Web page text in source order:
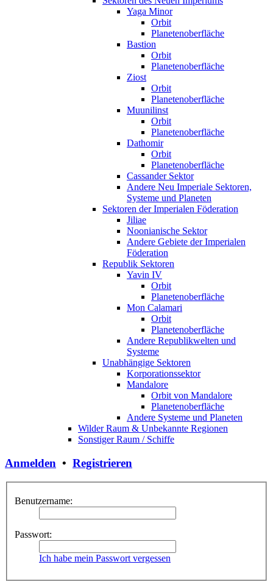
Yaga Minor
Orbit
Planetenoberfläche
Bastion
Orbit
Planetenoberfläche
Ziost
Orbit
Planetenoberfläche
Muunilinst
Orbit
Planetenoberfläche
Dathomir
Orbit
Planetenoberfläche
Cassander Sektor
Andere Neu Imperiale Sektoren,
Systeme und Planeten
Sektoren der Imperialen Föderation
Jiliae
Noonianische Sektor
Andere Gebiete der Imperialen
Föderation
Republik Sektoren
Yavin IV
Orbit
Planetenoberfläche
Mon Calamari
Orbit
Planetenoberfläche
Andere Republikwelten und
Systeme
Unabhängige Sektoren
Korporationssektor
Mandalore
Orbit von Mandalore
Planetenoberfläche
Andere Systeme und Planeten
Wilder Raum & Unbekannte Regionen
Sonstiger Raum / Schiffe
Anmelden • Registrieren
Benutzername:
Passwort:
Ich habe mein Passwort vergessen